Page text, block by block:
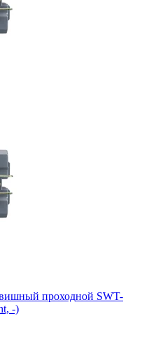
проходной SWT-
-)